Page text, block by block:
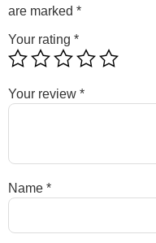
are marked *
Your rating *
Your review *
Name *